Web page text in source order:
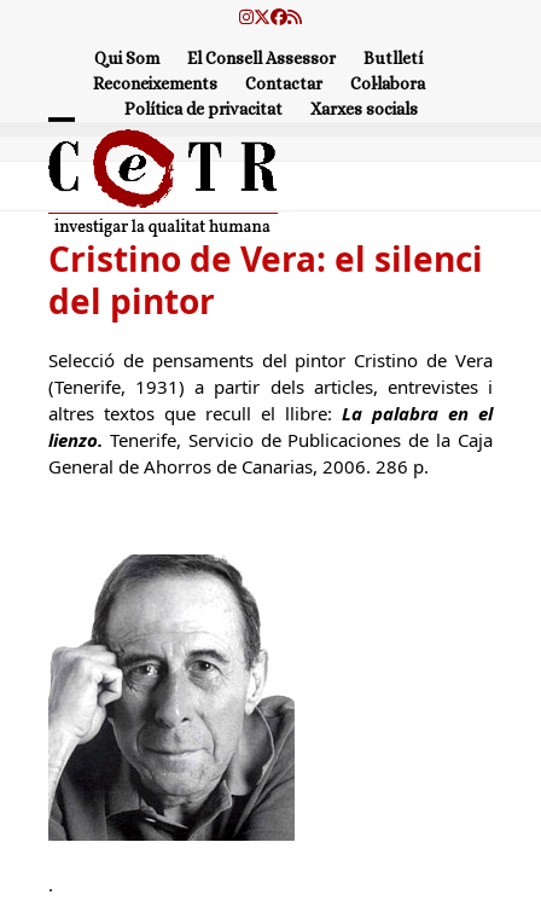
Instagram
Twitter
Facebook
RSS
Qui Som El Consell Assessor
Butlletí
Reconeixements
Contactar
Col·labora
Política de privacitat
Xarxes socials
Open
mobile
menu
Close
mobile
menu
Cristino de Vera: el silenci
del pintor
Selecció de pensaments del pintor Cristino de Vera
(Tenerife, 1931) a partir dels articles, entrevistes i
altres textos que recull el llibre: La palabra en el
lienzo. Tenerife, Servicio de Publicaciones de la Caja
General de Ahorros de Canarias, 2006. 286 p.
.